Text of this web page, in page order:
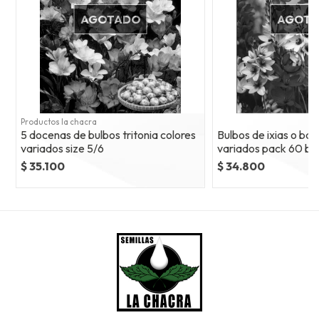
AGOTADO
Productos la chacra
5 docenas de bulbos tritonia colores
variados size 5/6
$ 35.100
Bulbos de ixias o
variados pack 60
$ 34.800